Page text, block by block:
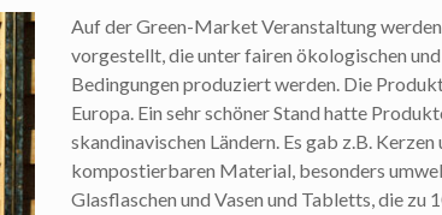
Auf der Green-Market Veranstaltung
vorgestellt, die unter fairen ökologischen
Bedingungen produziert werden. Die
Europa. Ein sehr schöner Stand hatte
skandinavischen Ländern. Es gab z.B. Kerzen
kompostierbaren Material, besonders
Glasflaschen und Vasen und Tabletts, die zu